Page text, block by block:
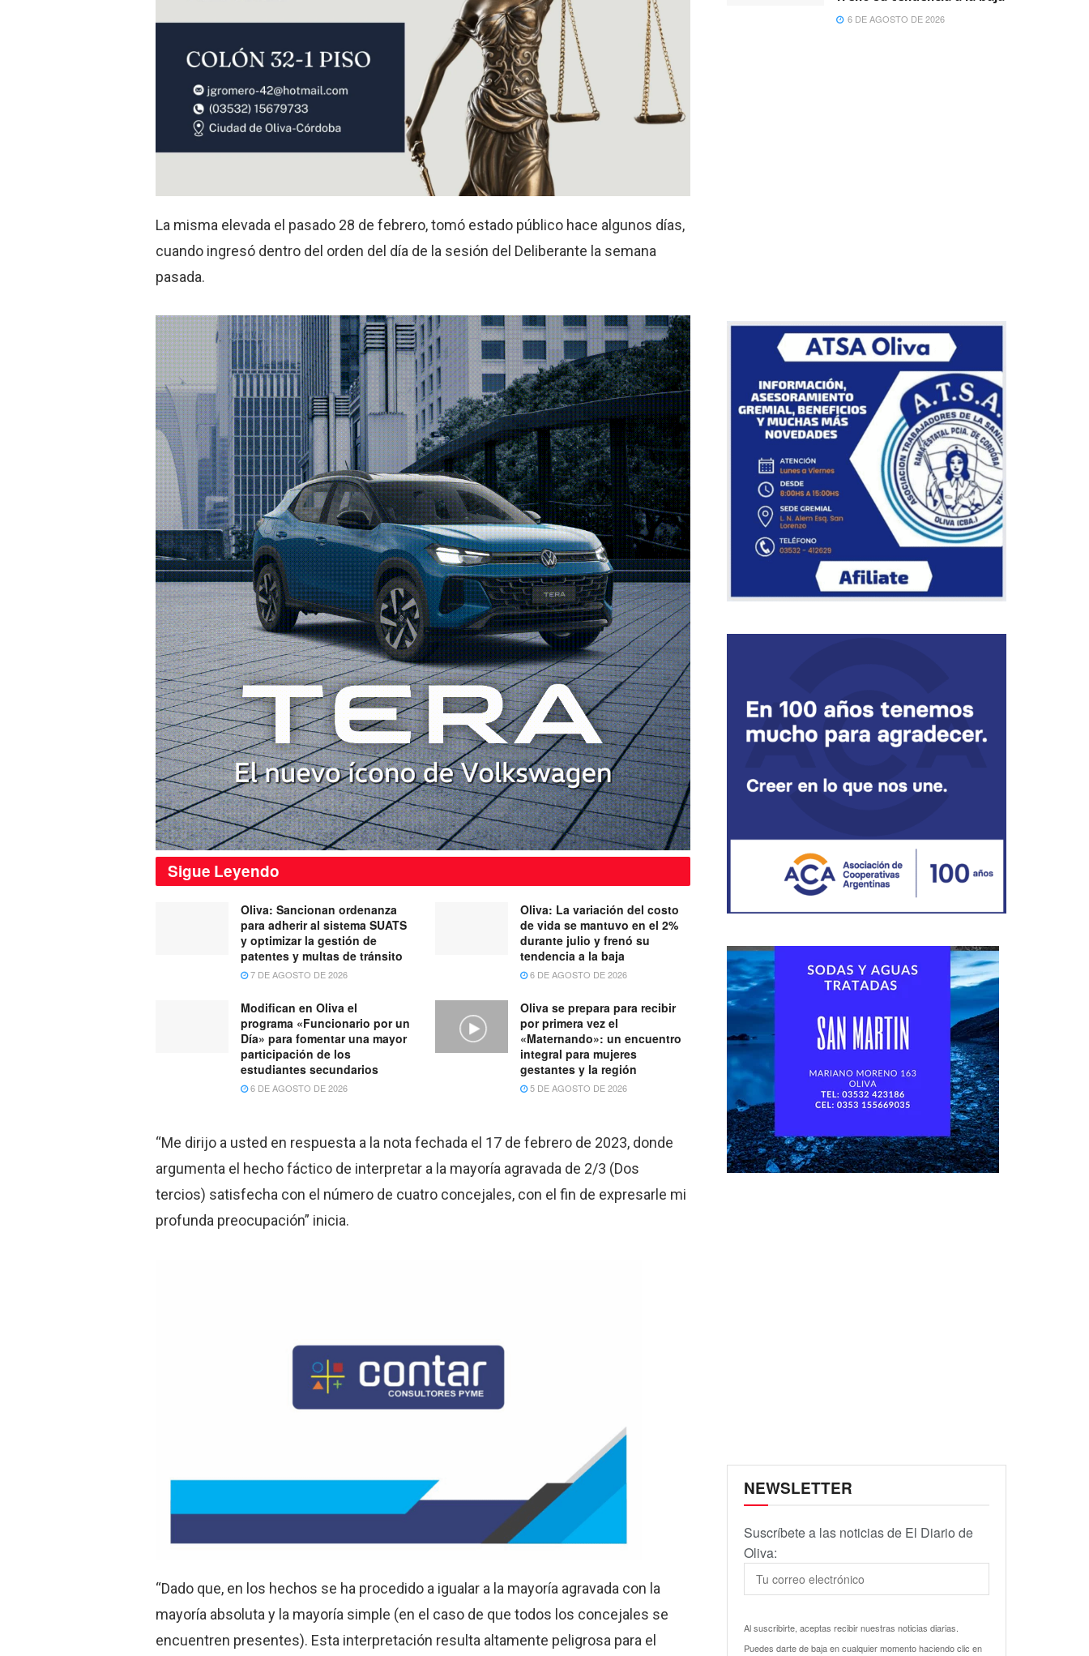
La misma elevada el pasado 28 de febrero, tomó estado público hace algunos días,
cuando ingresó dentro del orden del día de la sesión del Deliberante la semana
pasada.
Sigue Leyendo
Oliva: Sancionan ordenanza
para adherir al sistema SUATS
y optimizar la gestión de
patentes y multas de tránsito
7 DE AGOSTO DE 2026
Oliva: La variación del costo
de vida se mantuvo en el 2%
durante julio y frenó su
tendencia a la baja
6 DE AGOSTO DE 2026
Modifican en Oliva el
programa «Funcionario por un
Día» para fomentar una mayor
participación de los
estudiantes secundarios
6 DE AGOSTO DE 2026
Oliva se prepara para recibir
por primera vez el
«Maternando»: un encuentro
integral para mujeres
gestantes y la región
5 DE AGOSTO DE 2026
“Me dirijo a usted en respuesta a la nota fechada el 17 de febrero de 2023, donde
argumenta el hecho fáctico de interpretar a la mayoría agravada de 2/3 (Dos
tercios) satisfecha con el número de cuatro concejales, con el fin de expresarle mi
profunda preocupación” inicia.
“Dado que, en los hechos se ha procedido a igualar a la mayoría agravada con la
mayoría absoluta y la mayoría simple (en el caso de que todos los concejales se
encuentren presentes). Esta interpretación resulta altamente peligrosa para el
6 DE AGOSTO DE 2026
NEWSLETTER
Suscríbete a las noticias de El Diario de
Oliva:
Al suscribirte, aceptas recibir nuestras noticias diarias.
Puedes darte de baja en cualquier momento haciendo clic en